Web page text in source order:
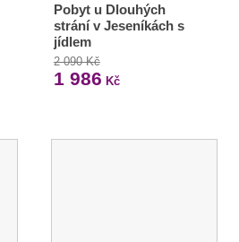
Pobyt u Dlouhých
strání v Jeseníkách s
jídlem
2 090 Kč
1 986 Kč